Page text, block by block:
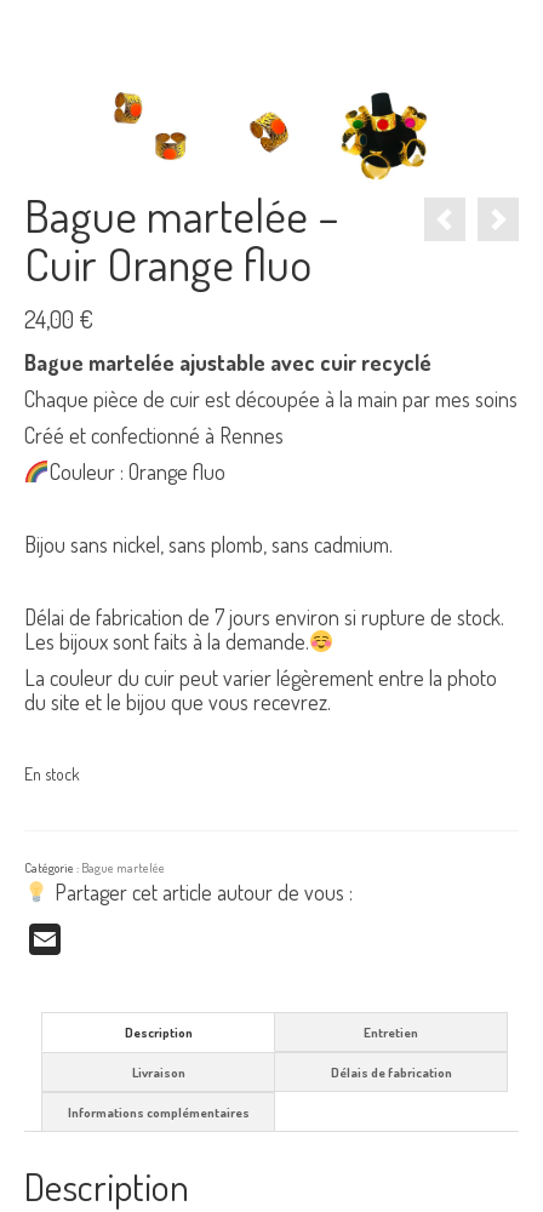
Bague martelée –
Cuir Orange fluo
24,00 €
Bague martelée ajustable avec cuir recyclé
Chaque pièce de cuir est découpée à la main par mes soins
Créé et confectionné à Rennes
Couleur : Orange fluo
Bijou sans nickel, sans plomb, sans cadmium.
Délai de fabrication de 7 jours environ si rupture de stock.
Les bijoux sont faits à la demande.
La couleur du cuir peut varier légèrement entre la photo
du site et le bijou que vous recevrez.
En stock
Catégorie : Bague martelée
Partager cet article autour de vous :
Description Entretien
Livraison Délais de fabrication
Informations complémentaires
Description